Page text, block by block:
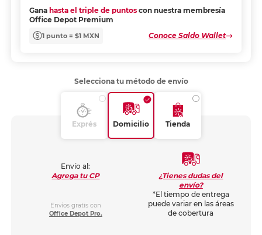
Gana hasta el triple de puntos con nuestra membresía
Office Depot Premium
1 punto = $1 MXN Conoce Saldo Wallet
Selecciona tu método de envío
Exprés Domicilio Tienda
Envío al:
Agrega tu CP
Envíos gratis con
Office Depot Pro.
¿Tienes dudas del
envío?
*El tiempo de entrega
puede variar en las áreas
de cobertura